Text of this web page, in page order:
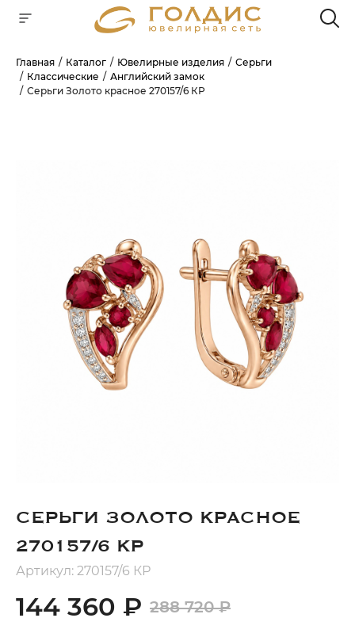
Главная Каталог Ювелирные изделия
Серьги
Классические
Английский замок
Серьги Золото красное 270157/6 КР
СЕРЬГИ ЗОЛОТО КРАСНОЕ
270157/6 КР
Артикул: 270157/6 КР
144 360 ₽ 288 720 ₽
Для клиентов всех банков
ГРАФИК ПЛАТЕЖЕЙ
Добавляйте товары
Получайте товар
выбранный способом
списыватьсяс вашей карты